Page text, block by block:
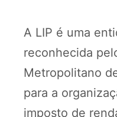
A LIP é uma
reconhecida
Metropolitano
para a
imposto de